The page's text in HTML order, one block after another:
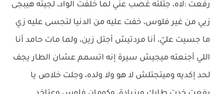
رفعت :لاه، جتلته غصب عني لما خلفت الواد، لجيته هيبجى
زيي من غير فلوس، خفت عليه من الدنيا لتجسى عليه زي
ما جسيت عليّ، أنا مردتيش أجتل زين، ولما مات حامد أنا
اللي أجنعته ميجيش سيرة إنه اتسمم عشان الطار يجف
لحد إكديه وميتجتلش لا هو ولا ولده، وجلت خلاص يا